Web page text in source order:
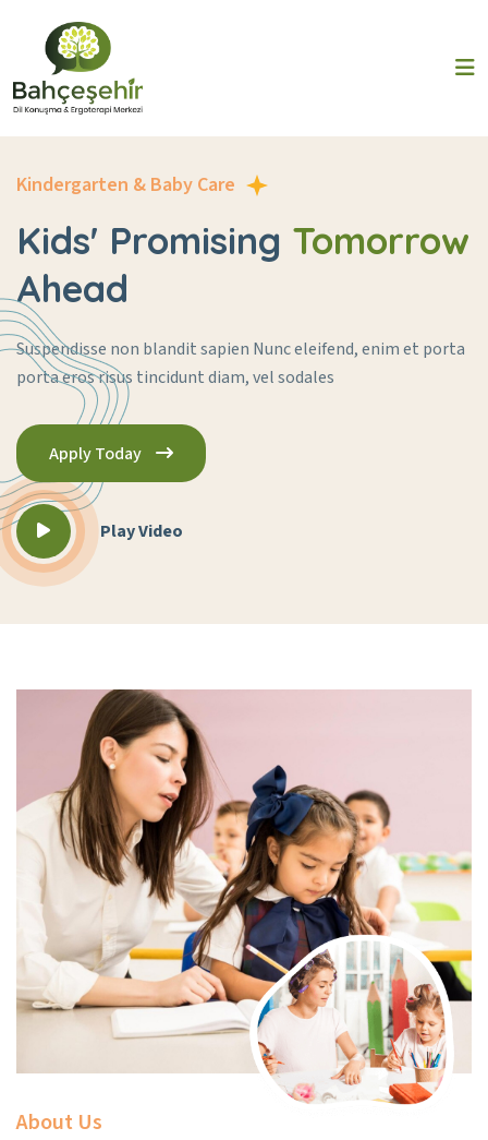
Kindergarten & Baby Care
Kids' Promising Tomorrow
Ahead
Suspendisse non blandit sapien Nunc eleifend, enim et porta
portaeros risus tincidunt diam, vel sodales
Apply Today
Play Video
About Us